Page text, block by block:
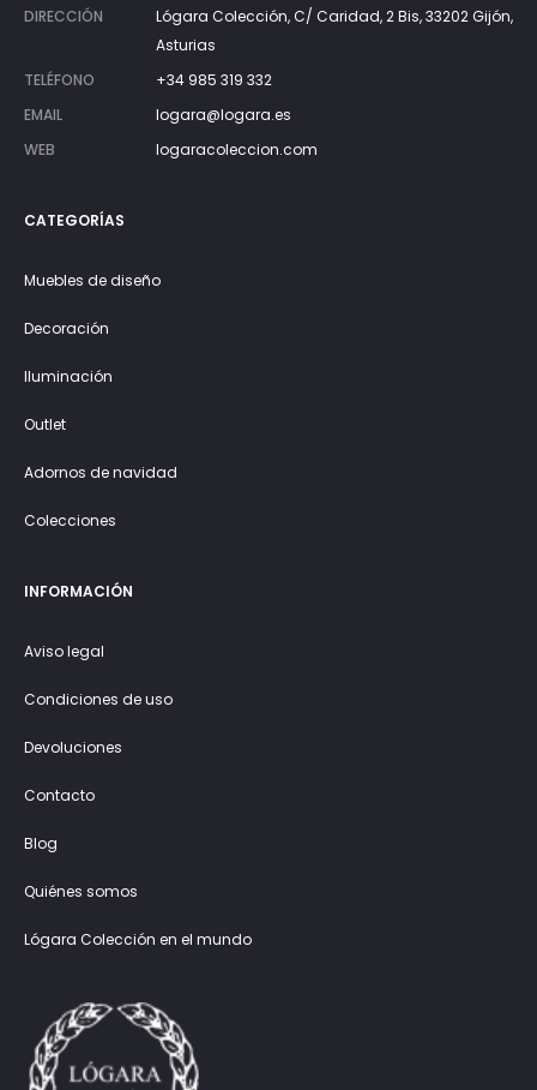
DIRECCIÓN
Lógara Colección, C/ Caridad, 2 Bis, 33202 Gijón,
Asturias
TELÉFONO
+34 985 319 332
EMAIL
logara@logara.es
WEB
logaracoleccion.com
CATEGORÍAS
Muebles de diseño
Decoración
Iluminación
Outlet
Adornos de navidad
Colecciones
INFORMACIÓN
Aviso legal
Condiciones de uso
Devoluciones
Contacto
Blog
Quiénes somos
Lógara Colección en el mundo